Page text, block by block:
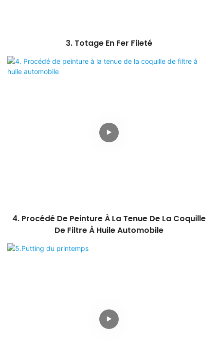
3. Totage En Fer Fileté
4. Procédé De Peinture À La Tenue De La Coquille
De Filtre À Huile Automobile